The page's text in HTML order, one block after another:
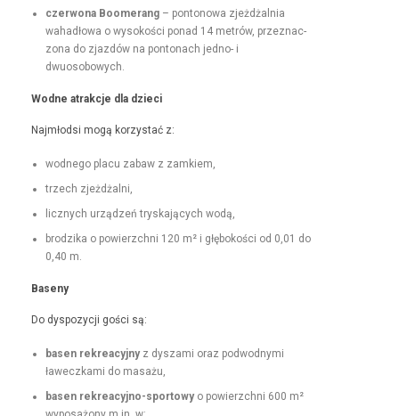
czer­wona Boomerang– pontonowa zjeżdżal­nia
wahadłowa o wysokoś­ci pon­ad 14 metrów, przez­nac­
zona do zjazdów na pon­tonach jed­no- i
dwuosobowych.
Wodne atrakc­je dla dzieci
Najmłod­si mogą korzys­tać z:
wod­nego placu zabaw z zamkiem,
trzech zjeżdżal­ni,
licznych urządzeń tryska­ją­cych wodą,
brodzi­ka o powierzch­ni 120 m² i głębokoś­ci od 0,01 do
0,40 m.
Base­ny
Do dys­pozy­cji goś­ci są:
basen rekrea­cyjnyz dysza­mi oraz pod­wod­ny­mi
ławeczka­mi do masażu,
basen rekrea­cyjno-sportowyo powierzch­ni 600 m²